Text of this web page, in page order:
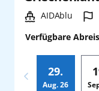
Schiff:
AIDAblu
Verfügbare
29.
Aug. 26